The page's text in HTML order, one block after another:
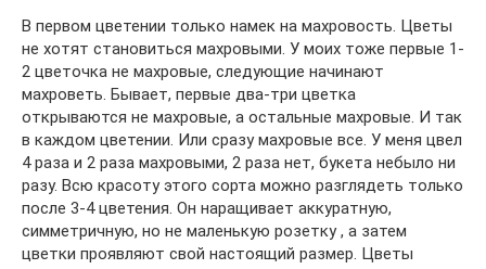
В первом цветении только намек на махровость. Цветы
не хотят становиться махровыми. У моих тоже первые 1-
2 цветочка не махровые, следующие начинают
махроветь. Бывает, первые два-три цветка
открываются не махровые, а остальные махровые. И так
в каждом цветении. Или сразу махровые все. У меня цвел
4 раза и 2 раза махровыми, 2 раза нет, букета небыло ни
разу. Всю красоту этого сорта можно разглядеть только
после 3-4 цветения. Он наращивает аккуратную,
симметричную, но не маленькую розетку , а затем
цветки проявляют свой настоящий размер. Цветы